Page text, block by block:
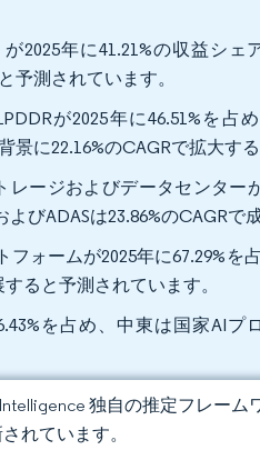
2025年に41.21%の収益シ
予測されています。
が2025年に46.51%を占
に22.16%のCAGRで拡大する
ージおよびデータセンター
びADASは23.86%のCAGRで
ォームが2025年に67.29%
ると予測されています。
を占め、中東は国家AIプ
独自の推定フレー
れています。